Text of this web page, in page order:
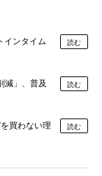
インタイム
読む
減」、普及
読む
買わない理
読む